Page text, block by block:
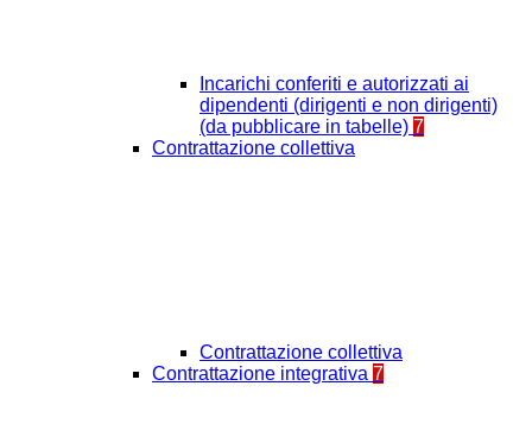
Incarichi conferiti e autorizzati ai
dipendenti (dirigenti e non dirigenti)
(da pubblicare in tabelle) 7
Contrattazione collettiva
Contrattazione collettiva
Contrattazione integrativa 7